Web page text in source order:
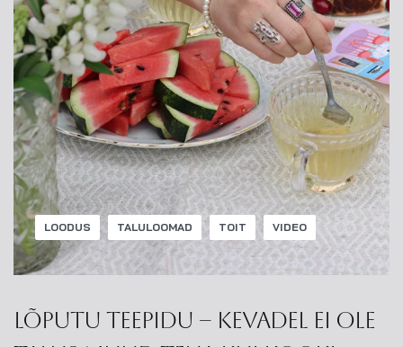
LOODUS TALULOOMAD TOIT VIDEO
Lõputu teepidu – kevadel ei ole